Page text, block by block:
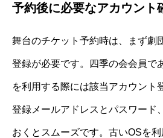
予約後に必要なアカウント
舞台のチケット予約時は、まず劇
登録が必要です。四季の会会員で
を利用する際には該当アカウント
登録メールアドレスとパスワード
おくとスムーズです。古いOSを